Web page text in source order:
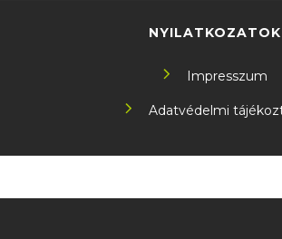
NYILATKOZATOK
Impresszum
Adatvédelmi